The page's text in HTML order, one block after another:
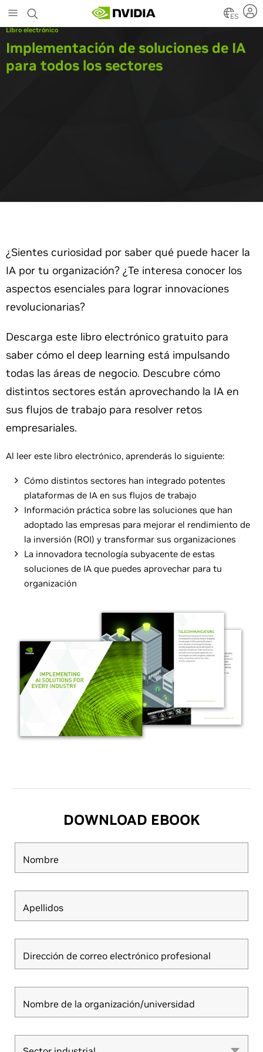
to
main
content
ES
Libro electrónico
Implementación de soluciones de IA
para todos los sectores
¿Sientes curiosidad por saber qué puede hacer la
IA por tu organización? ¿Te interesa conocer los
aspectos esenciales para lograr innovaciones
revolucionarias?
Descarga este libro electrónico gratuito para
saber cómo el deep learning está impulsando
todas las áreas de negocio. Descubre cómo
distintos sectores están aprovechando la IA en
sus flujos de trabajo para resolver retos
empresariales.
Al leer este libro electrónico, aprenderás lo siguiente:
Cómo distintos sectores han integrado potentes
plataformas de IA en sus flujos de trabajo
Información práctica sobre las soluciones que han
adoptado las empresas para mejorar el rendimiento de
la inversión (ROI) y transformar sus organizaciones
La innovadora tecnología subyacente de estas
soluciones de IA que puedes aprovechar para tu
organización
DOWNLOAD EBOOK
Nombre
Apellidos
Dirección de correo electrónico profesional
Nombre de la organización/universidad